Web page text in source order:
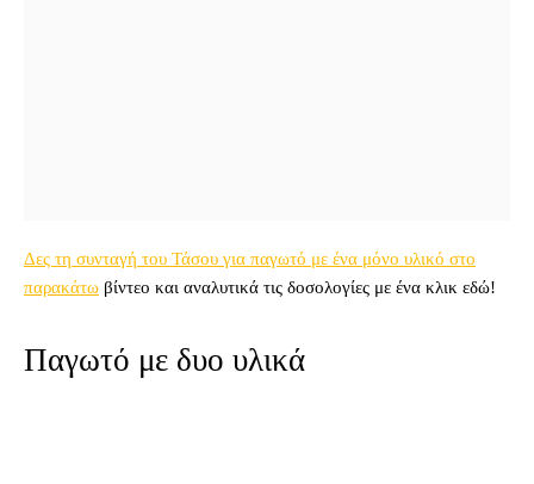
Δες τη συνταγή του Τάσου για παγωτό με ένα μόνο υλικό στο
παρακάτω βίντεο και αναλυτικά τις δοσολογίες με ένα κλικ εδώ!
Παγωτό με δυο υλικά